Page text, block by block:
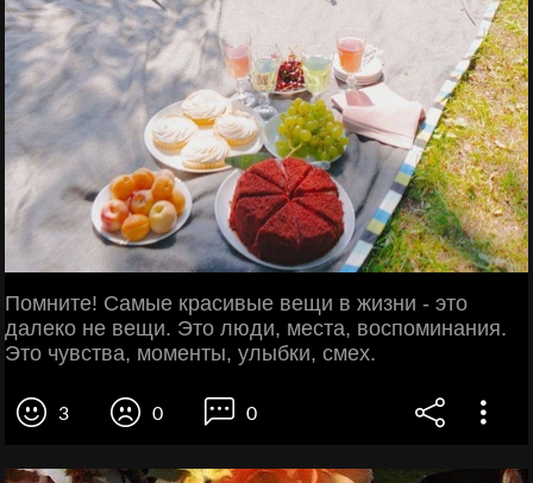
Помните! Самые красивые вeщи в жизни - это
далеко не вещи. Это люди, мeста, воспоминания.
Это чyвства, моменты, yлыбки, смех.
3 0 0